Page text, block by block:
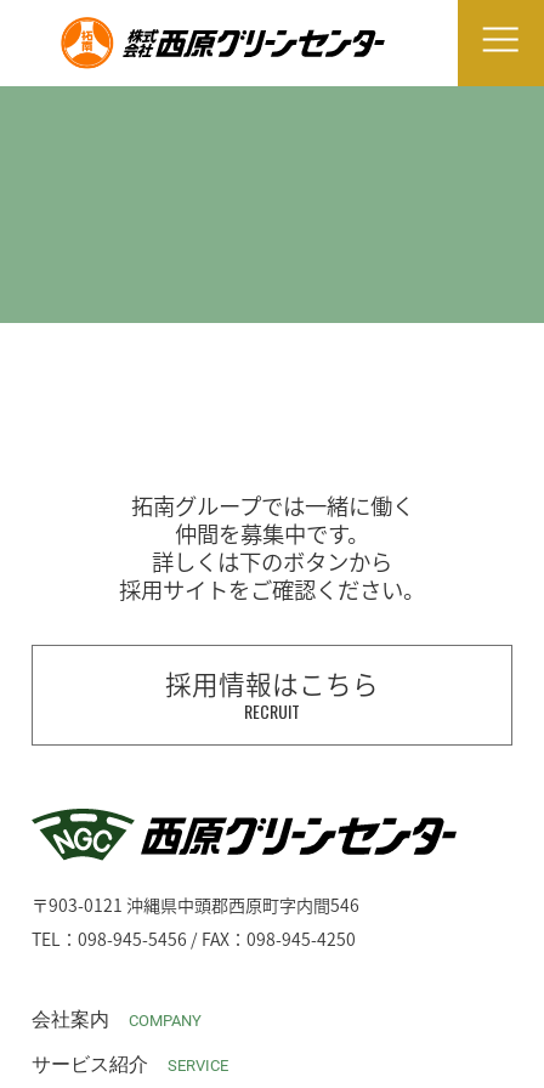
拓南グループでは一緒に働く
仲間を募集中です。
詳しくは下のボタンから
採用サイトをご確認ください。
採用情報はこちら
RECRUIT
〒903-0121 沖縄県中頭郡西原町字内間546
TEL：098-945-5456 / FAX：098-945-4250
会社案内 COMPANY
サービス紹介 SERVICE